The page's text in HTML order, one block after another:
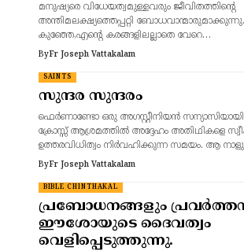
മനുഷ്യരെ വിധേയത്വമുള്ളവരും ജീവിതത്തിന്റെ
അന്തിമലക്ഷ്യത്തെപ്പറ്റി
കുഞ്ഞേ,എന്റെ കരങ്ങളിലല്ലാതെ വേറെ…
ByFr Joseph Vattakalam
SAINTS
സുന്ദര സുന്ദരം
ഫെർണാണ്ടോ ഒരു അഗസ്റ്റീനിയൻ
ക്രോസ്സ് ആശ്രമത്തിൽ അദ്ദേഹം അതിഥികളെ
ഉത്തരവിധിത്വം നിർവഹിക്കുന്ന സമയം. ആ
ByFr Joseph Vattakalam
BIBLE CHINTHAKAL
പ്രബോധനങ്ങളും
ഈശോയുടെ ദൈവത്വം
വെളിപ്പെടുത്തുന്നു.